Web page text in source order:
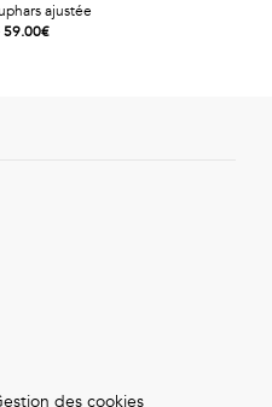
ajustée
59.00€
des cookies